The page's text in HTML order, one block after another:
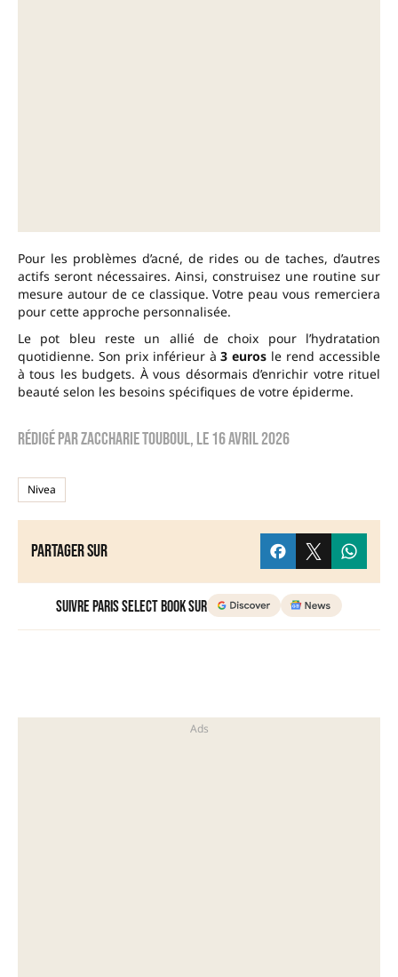
Pour les problèmes d’acné, de rides ou de taches, d’autres
actifs seront nécessaires. Ainsi, construisez une routine sur
mesure autour de ce classique. Votre peau vous remerciera
pour cette approche personnalisée.
Le pot bleu reste un allié de choix pour l’hydratation
quotidienne. Son prix inférieur à3 euros le rend accessible
à tous les budgets. À vous désormais d’enrichir votre rituel
beauté selon les besoins spécifiques de votre épiderme.
Rédigé parzaccharie touboul, le16 avril 2026
Nivea
Partager sur
Suivre Paris Select Book sur